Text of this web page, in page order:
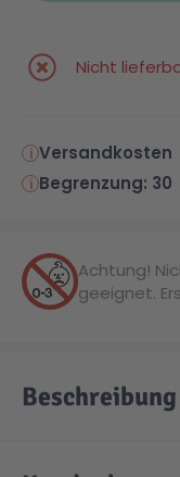
Minecraft™
Speed
Super Mario
NOVELMORE
Wiltopia
Cars
Nicht
Versandkosten
Begrenzung: 30
Achtung!
geeignet.
Beschreibung